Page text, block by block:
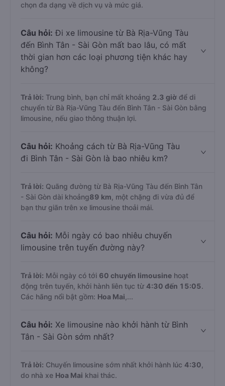
chọn đa dạng về dịch vụ và mức giá.
Câu hỏi: Đi xe limousine từ Bà Rịa-Vũng Tàu
đến Bình Tân - Sài Gòn mất bao lâu, có mất
thời gian hơn các loại phương tiện khác hay
không?
Trả lời: Trung bình, bạn chỉ mất khoảng 2.3 giờ để di
chuyển từ Bà Rịa-Vũng Tàu đến Bình Tân - Sài Gòn bằng
limousine, nếu giao thông thuận lợi.
Câu hỏi: Khoảng cách từ Bà Rịa-Vũng Tàu
đi Bình Tân - Sài Gòn là bao nhiêu km?
Trả lời: Quãng đường từ Bà Rịa-Vũng Tàu đến Bình Tân
- Sài Gòn dài khoảng89 km , một chặng đi vừa đủ để
bạn thư giãn trên xe limousine thoải mái.
Câu hỏi: Mỗi ngày có bao nhiêu chuyến
limousine trên tuyến đường này?
Trả lời: Mỗi ngày có tới 60 chuyến limousine hoạt
động trên tuyến, khởi hành liên tục từ 4:30 đến 15:05.
Các hãng nổi bật gồm: Hoa Mai ,...
Câu hỏi: Xe limousine nào khởi hành từ Bình
Tân - Sài Gòn sớm nhất?
Trả lời: Chuyến limousine sớm nhất khởi hành lúc 4:30
do nhà xe Hoa Mai khai thác.